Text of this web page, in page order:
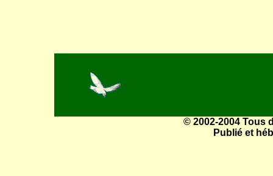
© 2002-2004 Tous
Publié et